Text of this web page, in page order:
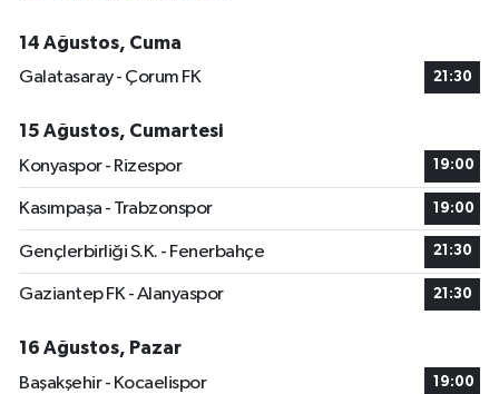
14 Ağustos, Cuma
Galatasaray - Çorum FK
21:30
15 Ağustos, Cumartesi
Konyaspor - Rizespor
19:00
Kasımpaşa - Trabzonspor 19:00
Gençlerbirliği S.K. - Fenerbahçe 21:30
Gaziantep FK - Alanyaspor 21:30
16 Ağustos, Pazar
Başakşehir - Kocaelispor
19:00